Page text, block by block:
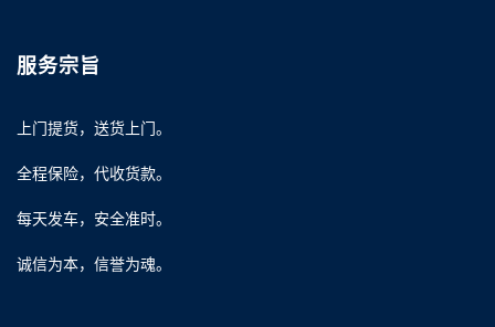
服务宗旨
上门提货，送货上门。
全程保险，代收货款。
每天发车，安全准时。
诚信为本，信誉为魂。